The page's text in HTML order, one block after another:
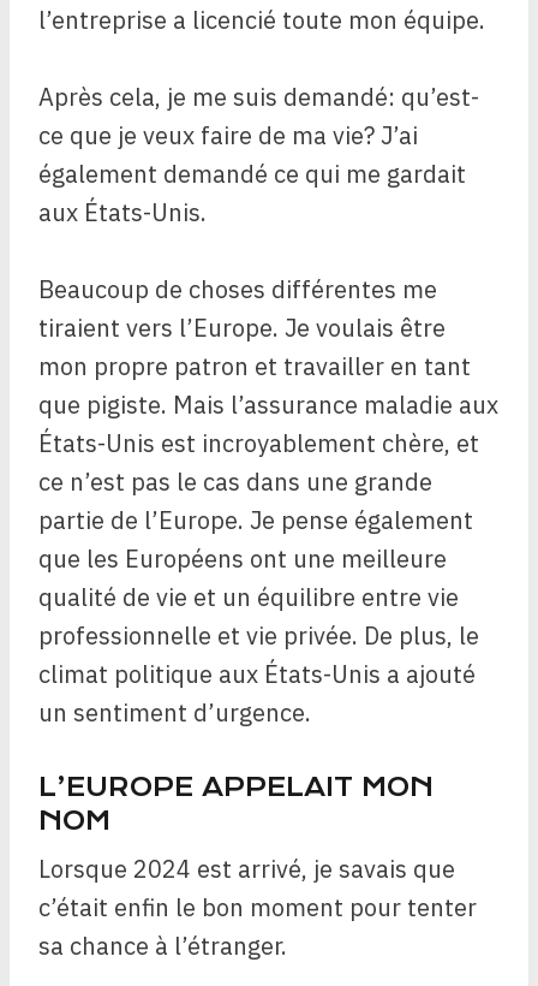
l’entreprise a licencié toute mon équipe.
Après cela, je me suis demandé: qu’est-
ce que je veux faire de ma vie? J’ai
également demandé ce qui me gardait
aux États-Unis.
Beaucoup de choses différentes me
tiraient vers l’Europe. Je voulais être
mon propre patron et travailler en tant
que pigiste. Mais l’assurance maladie aux
États-Unis est incroyablement chère, et
ce n’est pas le cas dans une grande
partie de l’Europe. Je pense également
que les Européens ont une meilleure
qualité de vie et un équilibre entre vie
professionnelle et vie privée. De plus, le
climat politique aux États-Unis a ajouté
un sentiment d’urgence.
L’EUROPE APPELAIT MON
NOM
Lorsque 2024 est arrivé, je savais que
c’était enfin le bon moment pour tenter
sa chance à l’étranger.